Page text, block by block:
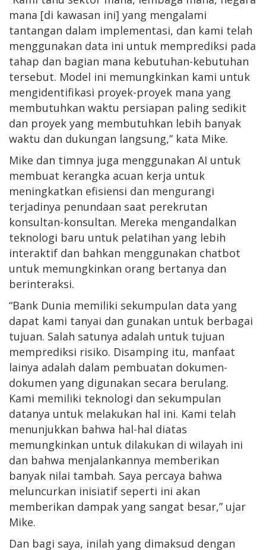
mana [di kawasan ini] yang mengalami
tantangan dalam implementasi, dan kami telah
menggunakan data ini untuk memprediksi pada
tahap dan bagian mana kebutuhan-kebutuhan
tersebut. Model ini memungkinkan kami untuk
mengidentifikasi proyek-proyek mana yang
membutuhkan waktu persiapan paling sedikit
dan proyek yang membutuhkan lebih banyak
waktu dan dukungan langsung,” kata Mike.
Mike dan timnya juga menggunakan AI untuk
membuat kerangka acuan kerja untuk
meningkatkan efisiensi dan mengurangi
terjadinya penundaan saat perekrutan
konsultan-konsultan. Mereka mengandalkan
teknologi baru untuk pelatihan yang lebih
interaktif dan bahkan menggunakan chatbot
untuk memungkinkan orang bertanya dan
berinteraksi.
“Bank Dunia memiliki sekumpulan data yang
dapat kami tanyai dan gunakan untuk berbagai
tujuan. Salah satunya adalah untuk tujuan
memprediksi risiko. Disamping itu, manfaat
lainya adalah dalam pembuatan dokumen-
dokumen yang digunakan secara berulang.
Kami memiliki teknologi dan sekumpulan
datanya untuk melakukan hal ini. Kami telah
menunjukkan bahwa hal-hal diatas
memungkinkan untuk dilakukan di wilayah ini
dan bahwa menjalankannya memberikan
banyak nilai tambah. Saya percaya bahwa
meluncurkan inisiatif seperti ini akan
memberikan dampak yang sangat besar,” ujar
Mike.
Dan bagi saya, inilah yang dimaksud dengan